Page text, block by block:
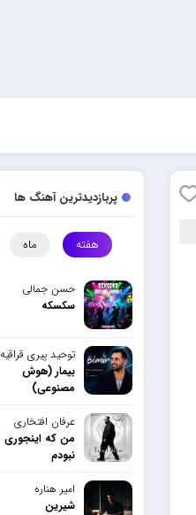
پربازدیدترین آهنگ ها
هفته ماه
حسن جمالی
سکسکه
توحید پیری قراقیه
بیمار (هوش
مصنوعی)
عرفان افتخاری
من که اینجوری
نبودم
امیر هناره
شیرین